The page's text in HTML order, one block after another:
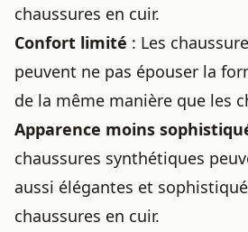
chaussures en cuir.
Confort limité : Les
peuvent ne pas épouser la
de la même manière que les
Apparence moins
chaussures synthétiques
aussi élégantes et
chaussures en cuir.